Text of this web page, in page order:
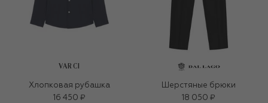
VARCI
Хлопковая рубашка
16 450 ₽
Шерстяные брюки
18 050 ₽